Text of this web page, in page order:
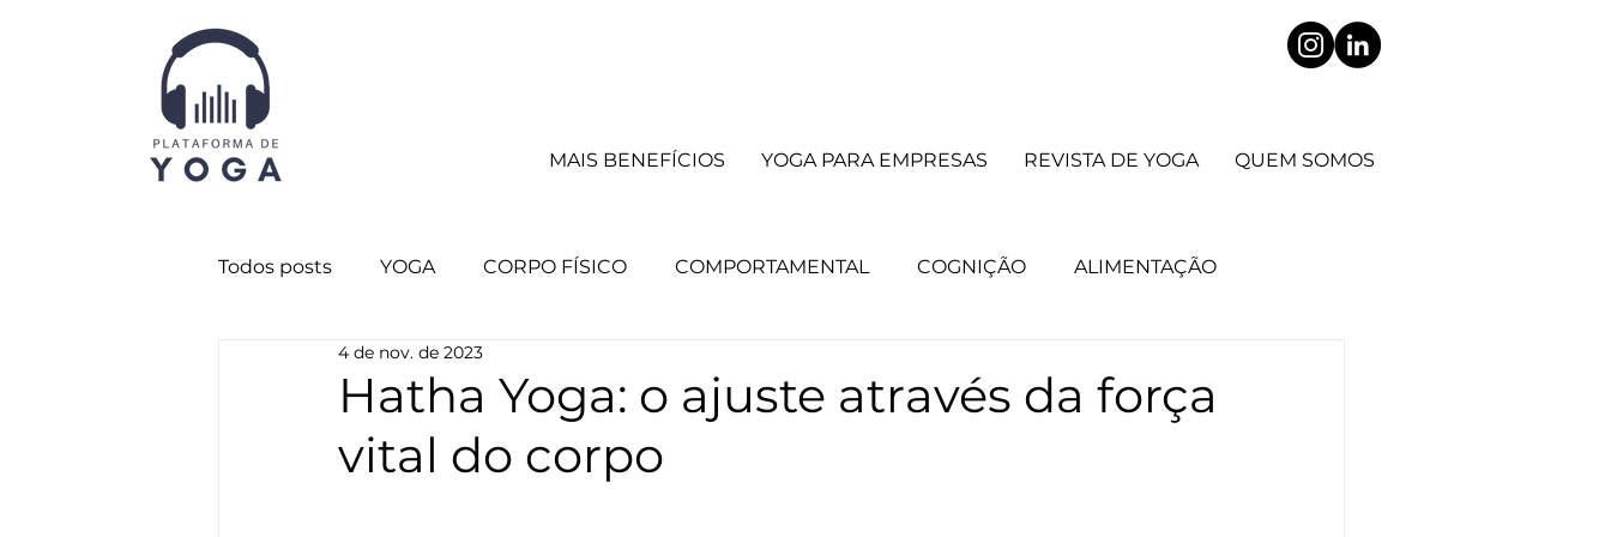
MAIS BENEFÍCIOS YOGA PARA EMPRESAS REVISTA DE YOGA QUEM SOMOS
Todos posts YOGA CORPO FÍSICO COMPORTAMENTAL COGNIÇÃO ALIMENTAÇÃO
CURADORIA Destaque principal
CORPO SUTIL Destaque mente Lista mente
Hatha Yoga: o ajuste através da força
vital do corpo
4 de nov. de 2023